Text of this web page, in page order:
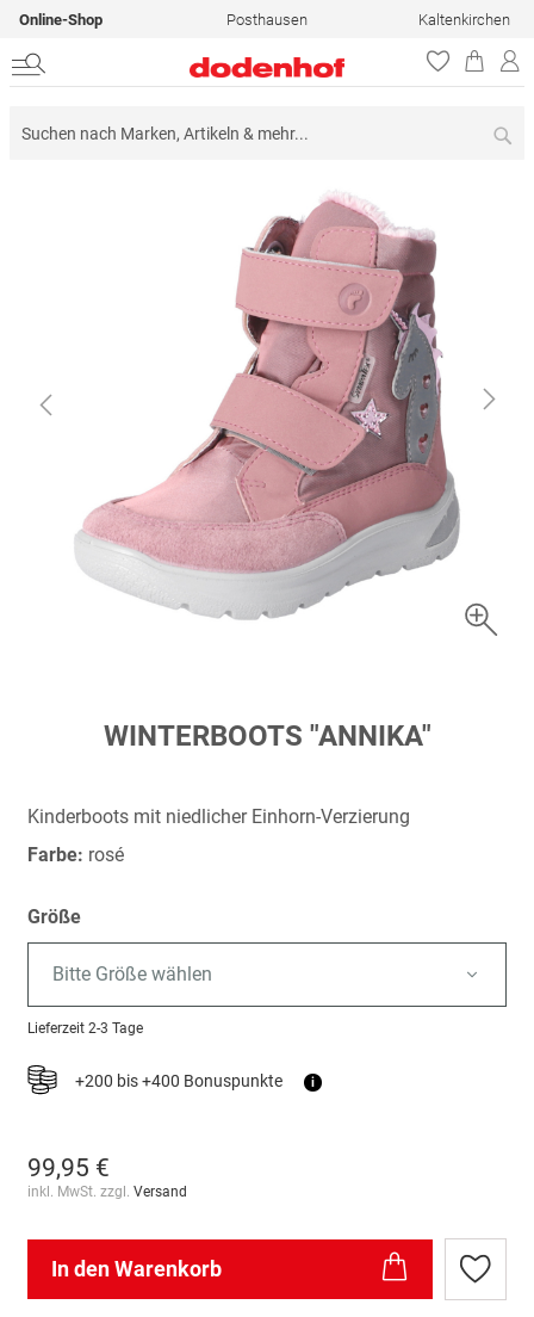
Online-Shop Posthausen Kaltenkirchen
springen
WINTERBOOTS "ANNIKA"
Kinderboots mit niedlicher Einhorn-Verzierung
Farbe: rosé
Größe
Bitte Größe wählen
Lieferzeit 2-3 Tage
+200 bis +400 Bonuspunkte i
99,95 €
inkl. MwSt. zzgl. Versand
In den Warenkorb
Zur